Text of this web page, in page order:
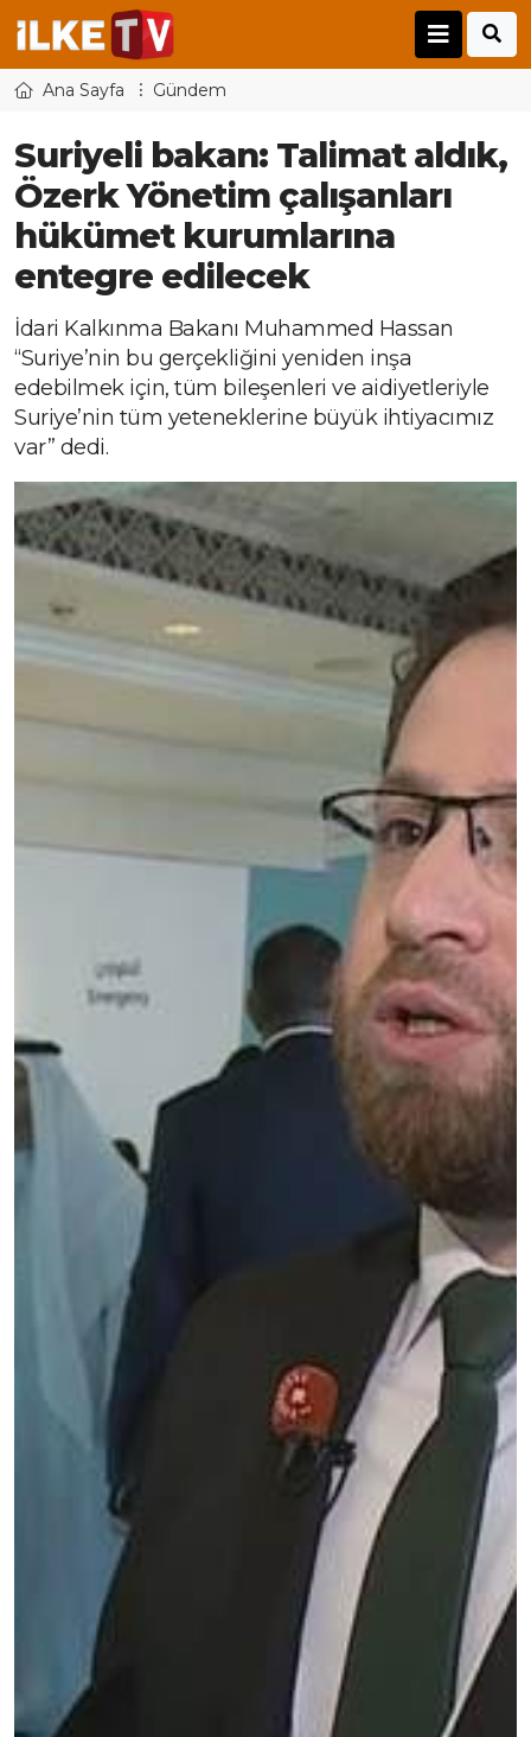
Ana Sayfa Gündem
Suriyeli bakan: Talimat aldık,
Özerk Yönetim çalışanları
hükümet kurumlarına
entegre edilecek
İdari Kalkınma Bakanı Muhammed Hassan
“Suriye’nin bu gerçekliğini yeniden inşa
edebilmek için, tüm bileşenleri ve aidiyetleriyle
Suriye’nin tüm yeteneklerine büyük ihtiyacımız
var” dedi.